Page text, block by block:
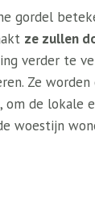
gordel
ze zullen
verder te
Ze
om de
woestijn